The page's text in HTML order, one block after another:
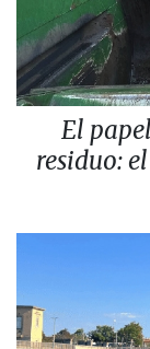
El
residuo: